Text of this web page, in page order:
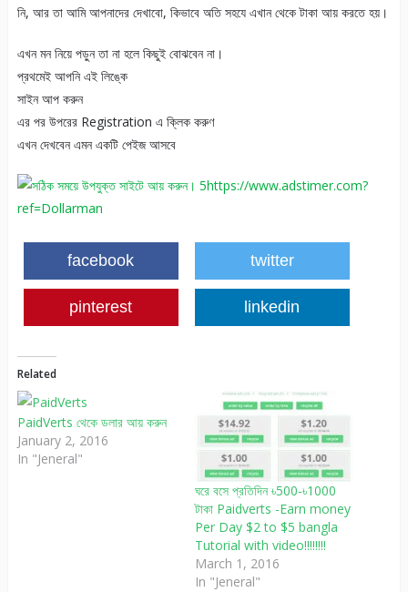
নি, আর তা আমি আপনাদের দেখাবো, কিভাবে অতি সহযে এখান থেকে টাকা আয় করতে হয়।
এখন মন নিয়ে পড়ুন তা না হলে কিছুই বোঝবেন না।
প্রথমেই আপনি এই লিঙ্কে
সাইন আপ করুন
এর পর উপরের Registration এ ক্লিক করুণ
এখন দেখবেন এমন একটি পেইজ আসবে
https://www.adstimer.com?
ref=Dollarman
facebook twitter
pinterest linkedin
Related
PaidVerts থেকে ডলার আয় করুন
January 2, 2016
In "Jeneral"
ঘরে বসে প্রতিদিন ৳500-৳1000
টাকা Paidverts -Earn money
Per Day $2 to $5 bangla
Tutorial with video!!!!!!!!
March 1, 2016
In "Jeneral"